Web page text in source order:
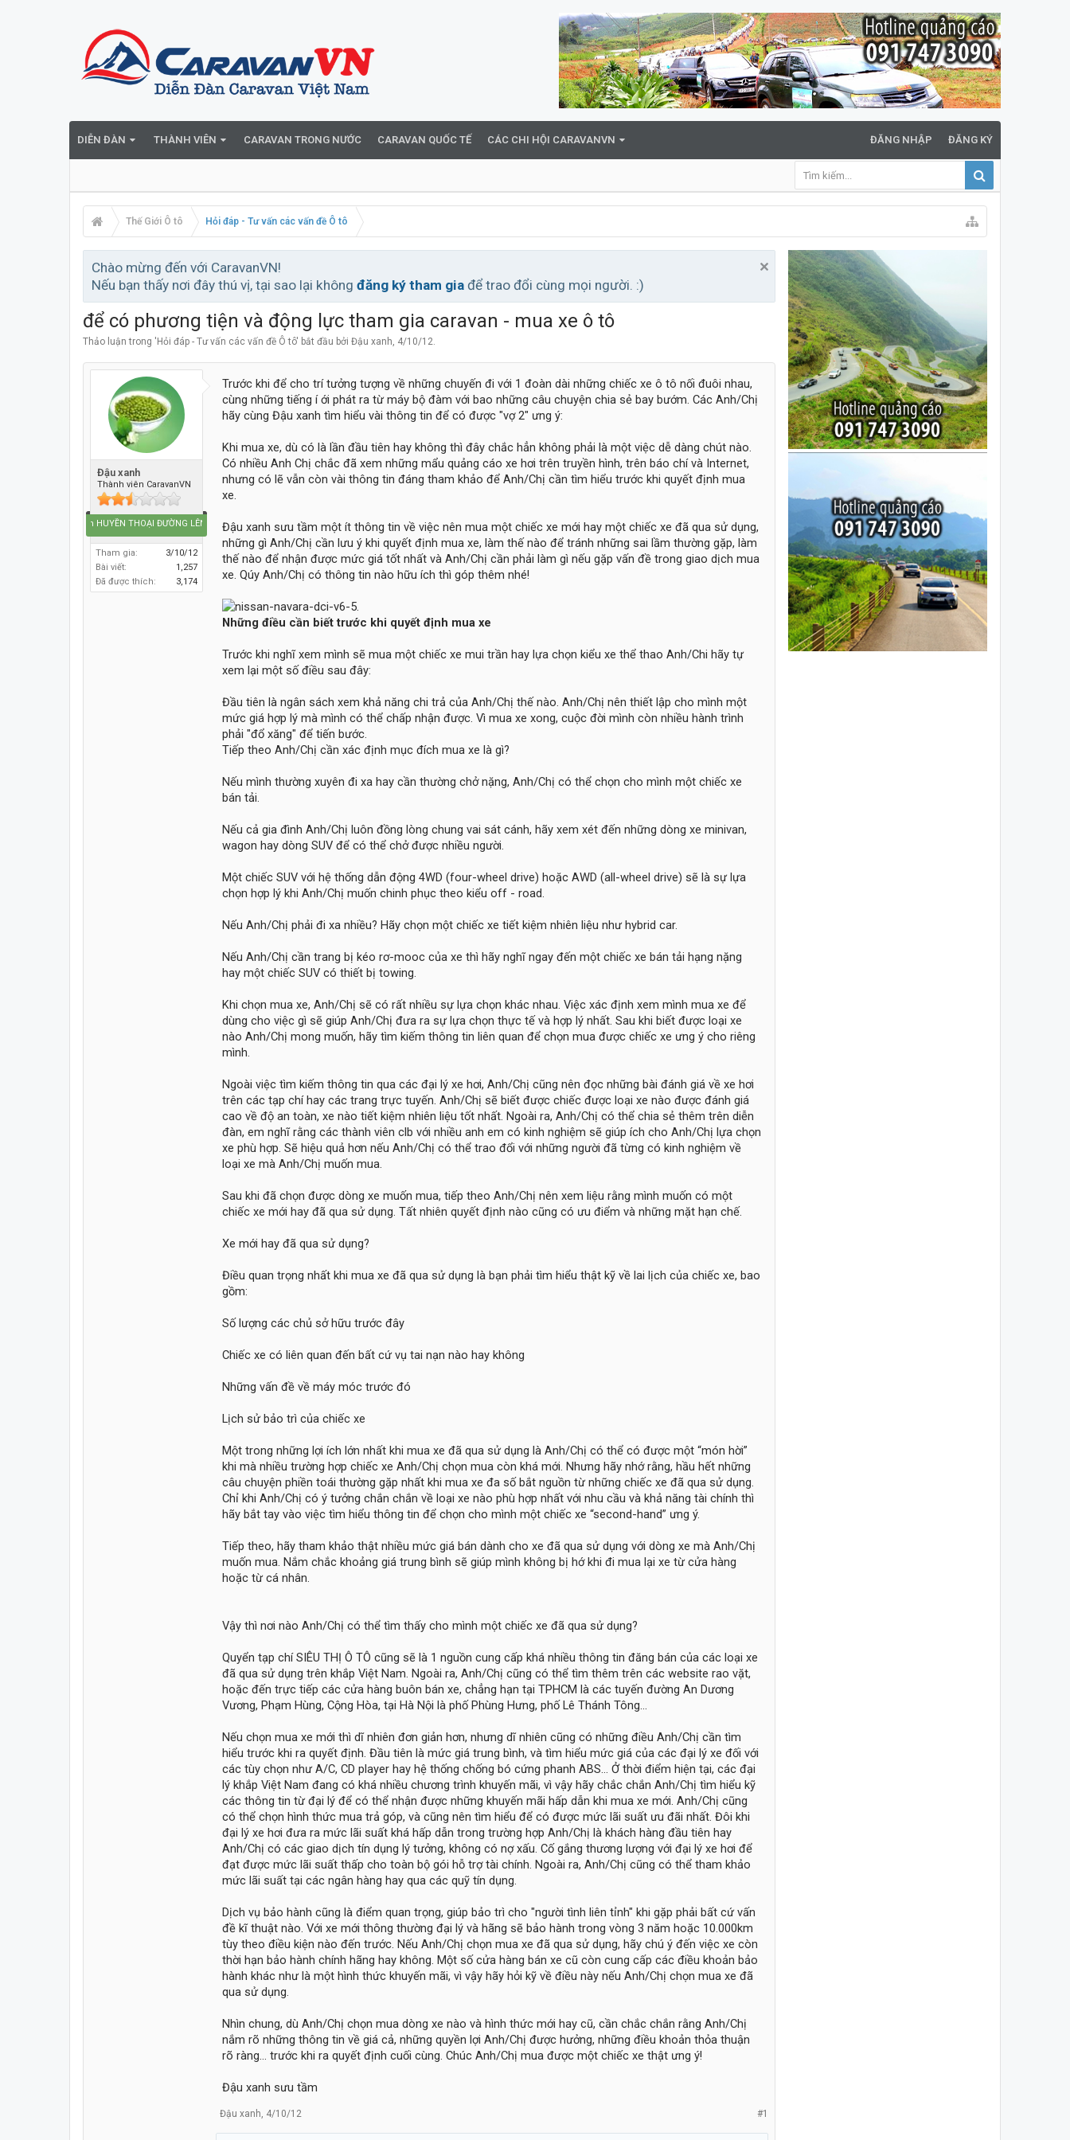
DIỄN ĐÀN THÀNH VIÊN CARAVAN TRONG NƯỚC CARAVAN QUỐC TẾ CÁC CHI HỘI CARAVANVN ĐĂNG NHẬP ĐĂNG KÝ
Thế Giới Ô tô Hỏi đáp - Tư vấn các vấn đề Ô tô
Chào mừng đến với CaravanVN!
Nếu bạn thấy nơi đây thú vị, tại sao lại không đăng ký tham gia để trao đổi cùng mọi người. :)
để có phương tiện và động lực tham gia caravan - mua xe ô tô
Thảo luận trong ' Hỏi đáp - Tư vấn các vấn đề Ô tô' bắt đầu bởi Đậu xanh, 4/10/12.
Đậu xanh
Thành viên CaravanVN
Caravan HUYỀN THOẠI ĐƯỜNG LÊN ĐỈNH THẾ GIỚI
Tham gia:
3/10/12
Bài viết:
1,257
Đã được thích:
3,174
Trước khi để cho trí tưởng tượng về những chuyến đi với 1 đoàn dài những chiếc xe ô tô nối đuôi nhau,
cùng những tiếng í ới phát ra từ máy bộ đàm với bao những câu chuyện chia sẻ bay bướm. Các Anh/Chị
hãy cùng Đậu xanh tìm hiểu vài thông tin để có được "vợ 2" ưng ý:
Khi mua xe, dù có là lần đầu tiên hay không thì đây chắc hẳn không phải là một việc dễ dàng chút nào.
Có nhiều Anh Chị chắc đã xem những mẩu quảng cáo xe hơi trên truyền hình, trên báo chí và Internet,
nhưng có lẽ vẫn còn vài thông tin đáng tham khảo để Anh/Chị cần tìm hiểu trước khi quyết định mua
xe.
Đậu xanh sưu tầm một ít thông tin về việc nên mua một chiếc xe mới hay một chiếc xe đã qua sử dụng,
những gì Anh/Chị cần lưu ý khi quyết định mua xe, làm thế nào để tránh những sai lầm thường gặp, làm
thế nào để nhận được mức giá tốt nhất và Anh/Chị cần phải làm gì nếu gặp vấn đề trong giao dịch mua
xe. Qúy Anh/Chị có thông tin nào hữu ích thì góp thêm nhé!
Những điều cần biết trước khi quyết định mua xe
Trước khi nghĩ xem mình sẽ mua một chiếc xe mui trần hay lựa chọn kiểu xe thể thao Anh/Chi hãy tự
xem lại một số điều sau đây:
Đầu tiên là ngân sách xem khả năng chi trả của Anh/Chị thế nào. Anh/Chị nên thiết lập cho mình một
mức giá hợp lý mà mình có thể chấp nhận được. Vì mua xe xong, cuộc đời mình còn nhiều hành trình
phải "đổ xăng" để tiến bước.
Tiếp theo Anh/Chị cần xác định mục đích mua xe là gì?
Nếu mình thường xuyên đi xa hay cần thường chở nặng, Anh/Chị có thể chọn cho mình một chiếc xe
bán tải.
Nếu cả gia đình Anh/Chị luôn đồng lòng chung vai sát cánh, hãy xem xét đến những dòng xe minivan,
wagon hay dòng SUV để có thể chở được nhiều người.
Một chiếc SUV với hệ thống dẫn động 4WD (four-wheel drive) hoặc AWD (all-wheel drive) sẽ là sự lựa
chọn hợp lý khi Anh/Chị muốn chinh phục theo kiểu off - road.
Nếu Anh/Chị phải đi xa nhiều? Hãy chọn một chiếc xe tiết kiệm nhiên liệu như hybrid car.
Nếu Anh/Chị cần trang bị kéo rơ-mooc của xe thì hãy nghĩ ngay đến một chiếc xe bán tải hạng nặng
hay một chiếc SUV có thiết bị towing.
Khi chọn mua xe, Anh/Chị sẽ có rất nhiều sự lựa chọn khác nhau. Việc xác định xem mình mua xe để
dùng cho việc gì sẽ giúp Anh/Chị đưa ra sự lựa chọn thực tế và hợp lý nhất. Sau khi biết được loại xe
nào Anh/Chị mong muốn, hãy tìm kiếm thông tin liên quan để chọn mua được chiếc xe ưng ý cho riêng
mình.
Ngoài việc tìm kiếm thông tin qua các đại lý xe hơi, Anh/Chị cũng nên đọc những bài đánh giá về xe hơi
trên các tạp chí hay các trang trực tuyến. Anh/Chị sẽ biết được chiếc được loại xe nào được đánh giá
cao về độ an toàn, xe nào tiết kiệm nhiên liệu tốt nhất. Ngoài ra, Anh/Chị có thể chia sẻ thêm trên diễn
đàn, em nghĩ rằng các thành viên clb với nhiều anh em có kinh nghiệm sẽ giúp ích cho Anh/Chị lựa chọn
xe phù hợp. Sẽ hiệu quả hơn nếu Anh/Chị có thể trao đổi với những người đã từng có kinh nghiệm về
loại xe mà Anh/Chị muốn mua.
Sau khi đã chọn được dòng xe muốn mua, tiếp theo Anh/Chị nên xem liệu rằng mình muốn có một
chiếc xe mới hay đã qua sử dụng. Tất nhiên quyết định nào cũng có ưu điểm và những mặt hạn chế.
Xe mới hay đã qua sử dụng?
Điều quan trọng nhất khi mua xe đã qua sử dụng là bạn phải tìm hiểu thật kỹ về lai lịch của chiếc xe, bao
gồm:
Số lượng các chủ sở hữu trước đây
Chiếc xe có liên quan đến bất cứ vụ tai nạn nào hay không
Những vấn đề về máy móc trước đó
Lịch sử bảo trì của chiếc xe
Một trong những lợi ích lớn nhất khi mua xe đã qua sử dụng là Anh/Chị có thể có được một “món hời”
khi mà nhiều trường hợp chiếc xe Anh/Chị chọn mua còn khá mới. Nhưng hãy nhớ rằng, hầu hết những
câu chuyện phiền toái thường gặp nhất khi mua xe đa số bắt nguồn từ những chiếc xe đã qua sử dụng.
Chỉ khi Anh/Chị có ý tưởng chắn chắn về loại xe nào phù hợp nhất với nhu cầu và khả năng tài chính thì
hãy bắt tay vào việc tìm hiểu thông tin để chọn cho mình một chiếc xe “second-hand” ưng ý.
Tiếp theo, hãy tham khảo thật nhiều mức giá bán dành cho xe đã qua sử dụng với dòng xe mà Anh/Chị
muốn mua. Nắm chắc khoảng giá trung bình sẽ giúp mình không bị hớ khi đi mua lại xe từ cửa hàng
hoặc từ cá nhân.
Vậy thì nơi nào Anh/Chị có thể tìm thấy cho mình một chiếc xe đã qua sử dụng?
Quyển tạp chí SIÊU THỊ Ô TÔ cũng sẽ là 1 nguồn cung cấp khá nhiều thông tin đăng bán của các loại xe
đã qua sử dụng trên khắp Việt Nam. Ngoài ra, Anh/Chị cũng có thể tìm thêm trên các website rao vặt,
hoặc đến trực tiếp các cửa hàng buôn bán xe, chẳng hạn tại TPHCM là các tuyến đường An Dương
Vương, Phạm Hùng, Cộng Hòa, tại Hà Nội là phố Phùng Hưng, phố Lê Thánh Tông…
Nếu chọn mua xe mới thì dĩ nhiên đơn giản hơn, nhưng dĩ nhiên cũng có những điều Anh/Chị cần tìm
hiểu trước khi ra quyết định. Đầu tiên là mức giá trung bình, và tìm hiểu mức giá của các đại lý xe đối với
các tùy chọn như A/C, CD player hay hệ thống chống bó cứng phanh ABS… Ở thời điểm hiện tại, các đại
lý khắp Việt Nam đang có khá nhiều chương trình khuyến mãi, vì vậy hãy chắc chắn Anh/Chị tìm hiểu kỹ
các thông tin từ đại lý để có thể nhận được những khuyến mãi hấp dẫn khi mua xe mới. Anh/Chị cũng
có thể chọn hình thức mua trả góp, và cũng nên tìm hiểu để có được mức lãi suất ưu đãi nhất. Đôi khi
đại lý xe hơi đưa ra mức lãi suất khá hấp dẫn trong trường hợp Anh/Chị là khách hàng đầu tiên hay
Anh/Chị có các giao dịch tín dụng lý tưởng, không có nợ xấu. Cố gắng thương lượng với đại lý xe hơi để
đạt được mức lãi suất thấp cho toàn bộ gói hỗ trợ tài chính. Ngoài ra, Anh/Chị cũng có thể tham khảo
mức lãi suất tại các ngân hàng hay qua các quỹ tín dụng.
Dịch vụ bảo hành cũng là điểm quan trọng, giúp bảo trì cho "người tình liên tỉnh" khi gặp phải bất cứ vấn
đề kĩ thuật nào. Với xe mới thông thường đại lý và hãng sẽ bảo hành trong vòng 3 năm hoặc 10.000km
tùy theo điều kiện nào đến trước. Nếu Anh/Chị chọn mua xe đã qua sử dụng, hãy chú ý đến việc xe còn
thời hạn bảo hành chính hãng hay không. Một số cửa hàng bán xe cũ còn cung cấp các điều khoản bảo
hành khác như là một hình thức khuyến mãi, vì vậy hãy hỏi kỹ về điều này nếu Anh/Chị chọn mua xe đã
qua sử dụng.
Nhìn chung, dù Anh/Chị chọn mua dòng xe nào và hình thức mới hay cũ, cần chắc chắn rằng Anh/Chị
nắm rõ những thông tin về giá cả, những quyền lợi Anh/Chị được hưởng, những điều khoản thỏa thuận
rõ ràng… trước khi ra quyết định cuối cùng. Chúc Anh/Chị mua được một chiếc xe thật ưng ý!
Đậu xanh sưu tầm
#1
Đậu xanh, 4/10/12